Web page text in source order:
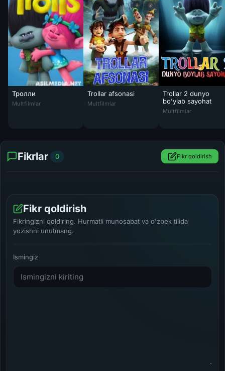
Тролли
Multfilmlar
Trollar afsonasi
Trollar afsonasi Uzbek tilida multfilm 2018
Multfilmlar
Trollar 2 dunyo
bo'ylab sayohat
Trollar 2 dunyo
Multfilmlar
Fikrlar 0 Fikr qoldirish
Fikr qoldirish
Fikringizni qoldiring. Hurmatli munosabat va o'zbek tilida
yozishni unutmang.
Ismingiz